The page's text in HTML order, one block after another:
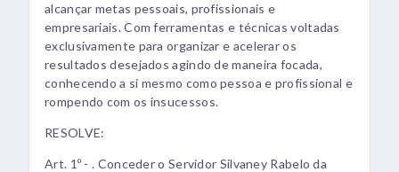
alcançar metas pessoais, profissionais e
empresariais. Com ferramentas e técnicas voltadas
exclusivamente para organizar e acelerar os
resultados desejados agindo de maneira focada,
conhecendo a si mesmo como pessoa e profissional e
rompendo com os insucessos.
RESOLVE:
Art. 1º - . Conceder o Servidor Silvaney Rabelo da